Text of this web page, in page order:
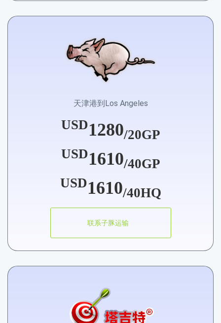
天津港到Los Angeles
USD1280/20GP
USD1610/40GP
USD1610/40HQ
联系子豚运输